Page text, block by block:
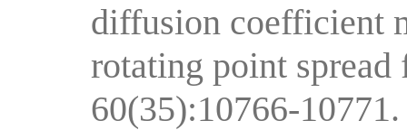
diffusion coefficient
rotating point spread
60(35):10766-10771.